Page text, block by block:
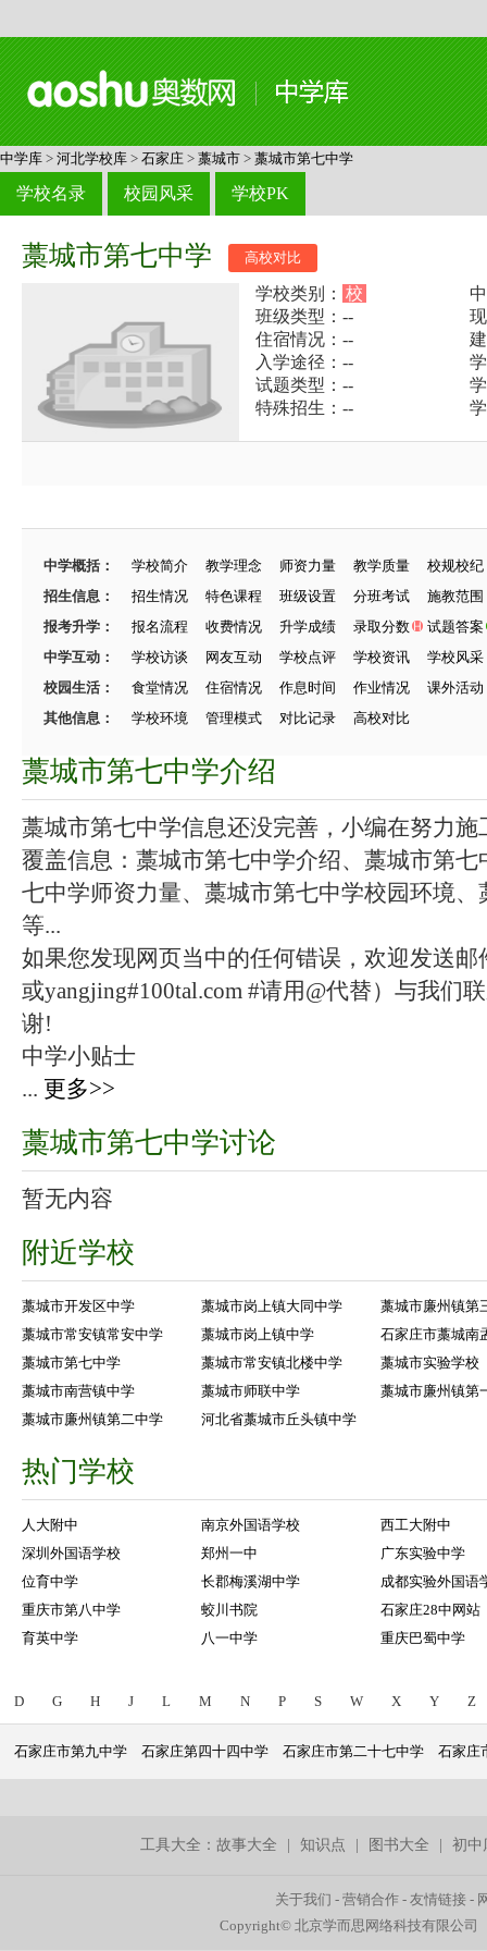
中学库 > 河北学校库 > 石家庄 > 藁城市 > 藁城市第七中学
学校名录 校园风采 学校PK
藁城市第七中学 高校对比
学校类别： 校
班级类型：--
住宿情况：--
入学途径：--
试题类型：--
特殊招生：--
中学概括： 学校简介 教学理念 师资力量 教学质量
校规校纪
招生信息：
招生情况 特色课程 班级设置 分班考试
施教范围
报考升学：
报名流程 收费情况 升学成绩 录取分数
试题答案
中学互动：
学校访谈 网友互动 学校点评 学校资讯
学校风采
校园生活：
食堂情况 住宿情况 作息时间 作业情况
课外活动
其他信息：
学校环境 管理模式 对比记录 高校对比
藁城市第七中学介绍
藁城市第七中学信息还没完善，小编在努力施
覆盖信息：藁城市第七中学介绍、藁城市第
七中学师资力量、藁城市第七中学校园环境
等...
如果您发现网页当中的任何错误，欢迎发送邮
或yangjing#100tal.com #请用@代替）与我们
谢!
中学小贴士
... 更多>>
藁城市第七中学讨论
暂无内容
附近学校
藁城市开发区中学 藁城市岗上镇大同中学
藁城市廉州镇第
藁城市常安镇常安中学
藁城市岗上镇中学
石家庄市藁城南
藁城市第七中学
藁城市常安镇北楼中学
藁城市实验学校
藁城市南营镇中学
藁城市师联中学
藁城市廉州镇第
藁城市廉州镇第二中学
河北省藁城市丘头镇中学
热门学校
人大附中 南京外国语学校
西工大附中
深圳外国语学校
郑州一中
广东实验中学
位育中学
长郡梅溪湖中学
成都实验外国语
重庆市第八中学
蛟川书院
石家庄28中网站
育英中学
八一中学 重庆巴蜀中学
D G H J L M N P S W X Y Z
石家庄市第九中学 石家庄第四十四中学 石家庄市第二十七中学 石家庄
工具大全：故事大全 |知识点 图书大全 |初中
关于我们 -营销合作 -友情链接 -
Copyright© 北京学而思网络科技有限公司